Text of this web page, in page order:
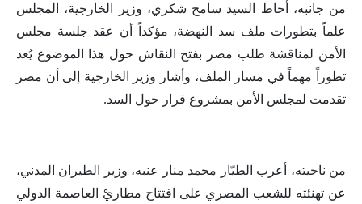
من جانبه، أحاط السيد سامح شكري، وزير الخارجية، المجلس
علماً بتطورات ملف سد النهضة، مؤكداً أن عقد جلسة مجلس
الأمن لمناقشة طلب مصر بفتح النقاش حول هذا الموضوع يُعد
تطوراً مهماً في مسار الملف، وأشار وزير الخارجية إلى أن مصر
تقدمت لمجلس الأمن بمشروع قرار حول السد.
من ناحيته، أعرب الطيّار محمد منار عنبه، وزير الطيران المدني،
عن تهنئته للشعب المصري على افتتاح مطاريْ العاصمة الدولي